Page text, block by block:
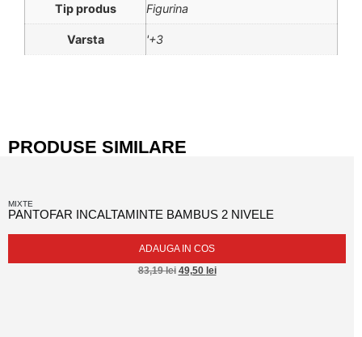
Tip produs Figurina
Varsta '+3
PRODUSE SIMILARE
MIXTE
PANTOFAR INCALTAMINTE BAMBUS 2 NIVELE
ADAUGA IN COS
83,19lei 49,50 lei